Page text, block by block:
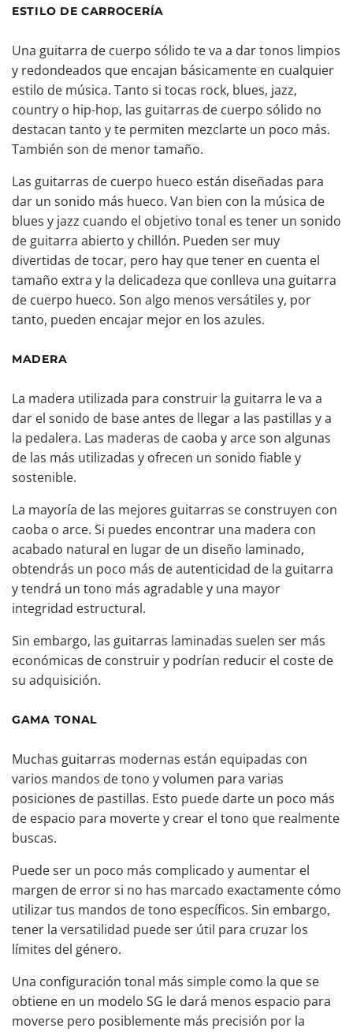
ESTILO DE CARROCERÍA
Una guitarra de cuerpo sólido te va a dar tonos limpios
y redondeados que encajan básicamente en cualquier
estilo de música. Tanto si tocas rock, blues, jazz,
country o hip-hop, las guitarras de cuerpo sólido no
destacan tanto y te permiten mezclarte un poco más.
También son de menor tamaño.
Las guitarras de cuerpo hueco están diseñadas para
dar un sonido más hueco. Van bien con la música de
blues y jazz cuando el objetivo tonal es tener un sonido
de guitarra abierto y chillón. Pueden ser muy
divertidas de tocar, pero hay que tener en cuenta el
tamaño extra y la delicadeza que conlleva una guitarra
de cuerpo hueco. Son algo menos versátiles y, por
tanto, pueden encajar mejor en los azules.
MADERA
La madera utilizada para construir la guitarra le va a
dar el sonido de base antes de llegar a las pastillas y a
la pedalera. Las maderas de caoba y arce son algunas
de las más utilizadas y ofrecen un sonido fiable y
sostenible.
La mayoría de las mejores guitarras se construyen con
caoba o arce. Si puedes encontrar una madera con
acabado natural en lugar de un diseño laminado,
obtendrás un poco más de autenticidad de la guitarra
y tendrá un tono más agradable y una mayor
integridad estructural.
Sin embargo, las guitarras laminadas suelen ser más
económicas de construir y podrían reducir el coste de
su adquisición.
GAMA TONAL
Muchas guitarras modernas están equipadas con
varios mandos de tono y volumen para varias
posiciones de pastillas. Esto puede darte un poco más
de espacio para moverte y crear el tono que realmente
buscas.
Puede ser un poco más complicado y aumentar el
margen de error si no has marcado exactamente cómo
utilizar tus mandos de tono específicos. Sin embargo,
tener la versatilidad puede ser útil para cruzar los
límites del género.
Una configuración tonal más simple como la que se
obtiene en un modelo SG le dará menos espacio para
moverse pero posiblemente más precisión por la